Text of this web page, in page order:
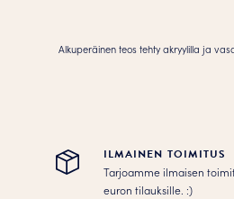
Alkuperäinen teos tehty akryylilla ja
ILMAINEN TOIMITUS
Tarjoamme ilmaisen
euron tilauksille. :­­)